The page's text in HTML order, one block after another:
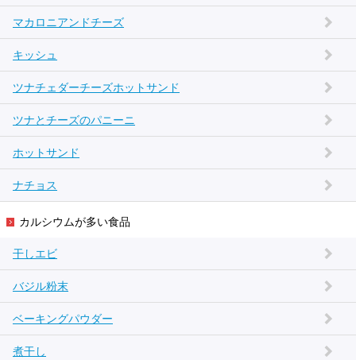
マカロニアンドチーズ
キッシュ
ツナチェダーチーズホットサンド
ツナとチーズのパニーニ
ホットサンド
ナチョス
カルシウムが多い食品
干しエビ
バジル粉末
ベーキングパウダー
煮干し